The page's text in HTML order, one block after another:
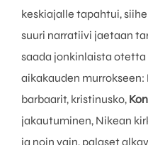
keskiajalle tapahtui,
suuri narratiivi jaetaan
saada jonkinlaista
aikakauden
barbaarit, kristinusko,
jakautuminen, Nikean
ja noin vain, palaset